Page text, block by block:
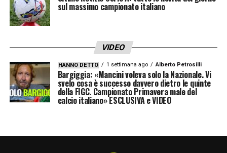
sul massimo campionato italiano
VIDEO
HANNO DETTO 1 settimana ago Alberto Petrosilli
Bargiggia: «Mancini voleva solo la Nazionale. Vi
svelo cosa è successo davvero dietro le quinte
della FIGC. Campionato Primavera male del
calcio italiano» ESCLUSIVA e VIDEO